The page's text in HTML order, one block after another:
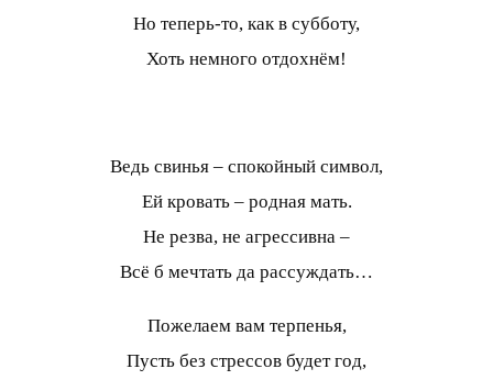
Но теперь-то, как в субботу,
Хоть немного отдохнём!
Ведь свинья – спокойный символ,
Ей кровать – родная мать.
Не резва, не агрессивна –
Всё б мечтать да рассуждать…
Пожелаем вам терпенья,
Пусть без стрессов будет год,